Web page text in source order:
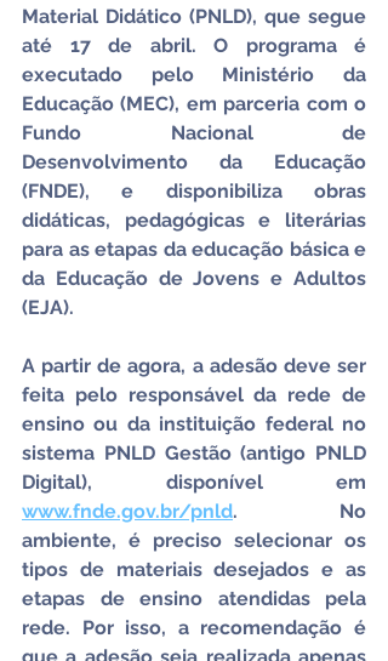
Material Didático (PNLD), que segue
até 17 de abril. O programa é
executado pelo Ministério da
Educação (MEC), em parceria com o
Fundo Nacional de
Desenvolvimento da Educação
(FNDE), e disponibiliza obras
didáticas, pedagógicas e literárias
para as etapas da educação básica e
da Educação de Jovens e Adultos
(EJA).
A partir de agora, a adesão deve ser
feita pelo responsável da rede de
ensino ou da instituição federal no
sistema PNLD Gestão (antigo PNLD
www.fnde.gov.br/pnld. No
ambiente, é preciso selecionar os
tipos de materiais desejados e as
etapas de ensino atendidas pela
rede. Por isso, a recomendação é